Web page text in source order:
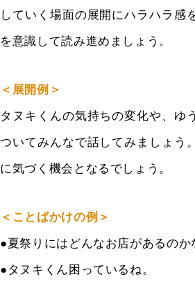
していく場面の展開にハラハラ感
を意識して読み進めましょう。
＜展開例＞
タヌキくんの気持ちの変化や、ゆ
ついてみんなで話してみましょう
に気づく機会となるでしょう。
＜ことばかけの例＞
●夏祭りにはどんなお店があるのか
●タヌキくん困っているね。